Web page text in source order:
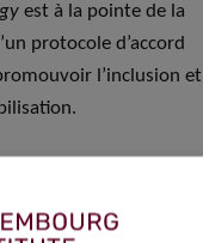
est à la pointe de la
protocole d’accord
l’inclusion et
et de mettre en œuvre
politiques sur une